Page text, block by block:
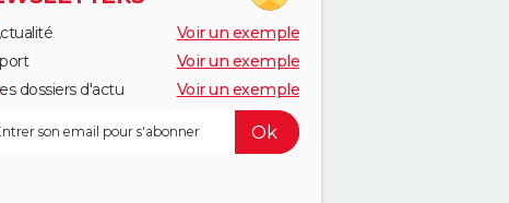
Voir un exemple
Voir un exemple
dossiers d'actu
Voir un exemple